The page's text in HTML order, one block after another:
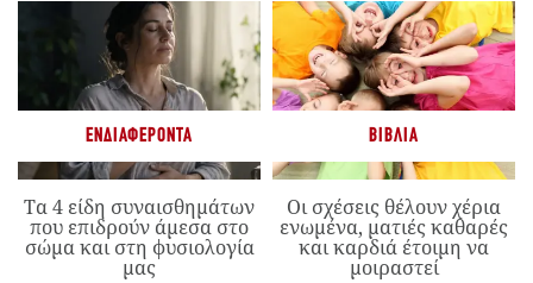
ΕΝΔΙΑΦΈΡΟΝΤΑ
Τα 4 είδη συναισθημάτων
που επιδρούν άμεσα στο
σώμα και στη φυσιολογία
μας
ΒΙΒΛΊΑ
Οι σχέσεις θέλουν χέρια
ενωμένα, ματιές καθαρές
και καρδιά έτοιμη να
μοιραστεί